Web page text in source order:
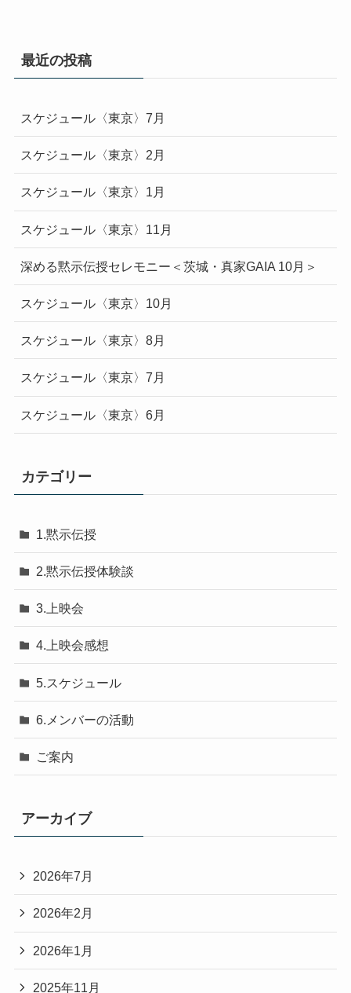
最近の投稿
スケジュール〈東京〉7月
スケジュール〈東京〉2月
スケジュール〈東京〉1月
スケジュール〈東京〉11月
深める黙示伝授セレモニー＜茨城・真家GAIA 10月＞
スケジュール〈東京〉10月
スケジュール〈東京〉8月
スケジュール〈東京〉7月
スケジュール〈東京〉6月
カテゴリー
1.黙示伝授
2.黙示伝授体験談
3.上映会
4.上映会感想
5.スケジュール
6.メンバーの活動
ご案内
アーカイブ
2026年7月
2026年2月
2026年1月
2025年11月